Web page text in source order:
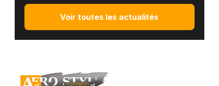
Voir toutes les actualités